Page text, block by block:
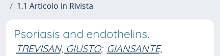
1.1 Articolo in Rivista
Psoriasis and endothelins.
TREVISAN, GIUSTO; GIANSANTE,